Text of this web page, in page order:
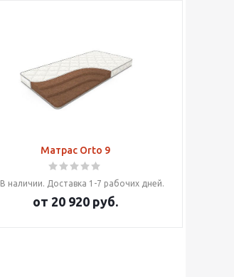
Матрас Orto 9
В наличии. Доставка 1-7 рабочих дней.
от 20 920 руб.